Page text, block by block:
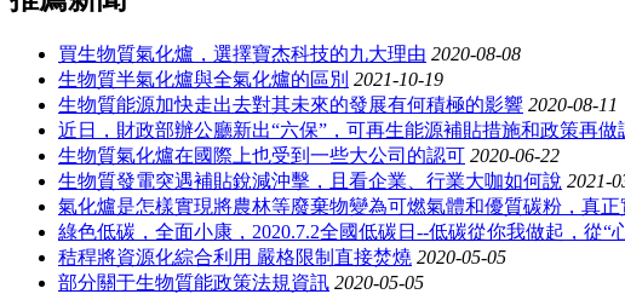
買生物質氣化爐，選擇寶杰科技的九大理由 2020-08-08
生物質半氣化爐與全氣化爐的區別 2021-10-19
生物質能源加快走出去對其未來的發展有何積極的影響 2020-08-11
近日，財政部辦公廳新出“六保”，可再生能源補貼措施和政策再做
生物質氣化爐在國際上也受到一些大公司的認可 2020-06-22
生物質發電突遇補貼銳減沖擊，且看企業、行業大咖如何說 2021-
氣化爐是怎樣實現將農林等廢棄物變為可燃氣體和優質碳粉，真正
綠色低碳，全面小康，2020.7.2全國低碳日--低碳從你我做起，從“
秸稈將資源化綜合利用 嚴格限制直接焚燒 2020-05-05
部分關于生物質能政策法規資訊 2020-05-05